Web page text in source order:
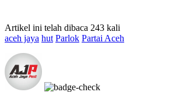
Artikel ini telah dibaca 243 kali
aceh jaya hut Parlok Partai Aceh